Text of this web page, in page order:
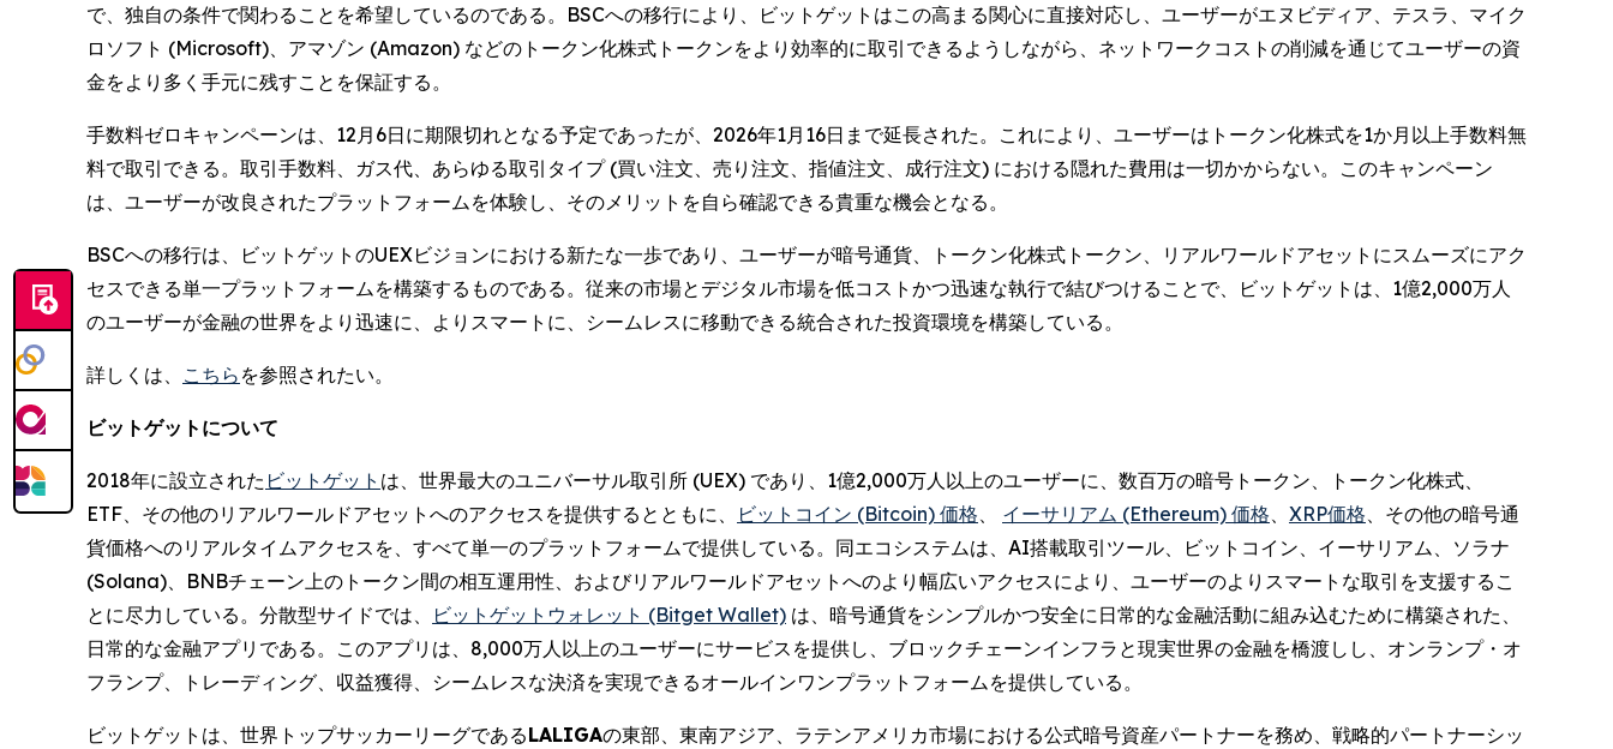
で、独自の条件で関わることを希望しているのである。BSCへの移行により、ビットゲットはこの高まる関心に直接対応し、ユーザーがエヌビディア、テスラ、マイク
ロソフト (Microsoft)、アマゾン (Amazon) などのトークン化株式トークンをより効率的に取引できるようしながら、ネットワークコストの削減を通じてユーザーの資
金をより多く手元に残すことを保証する。
手数料ゼロキャンペーンは、12月6日に期限切れとなる予定であったが、2026年1月16日まで延長された。これにより、ユーザーはトークン化株式を1か月以上手数料無
料で取引できる。取引手数料、ガス代、あらゆる取引タイプ (買い注文、売り注文、指値注文、成行注文) における隠れた費用は一切かからない。このキャンペーン
は、ユーザーが改良されたプラットフォームを体験し、そのメリットを自ら確認できる貴重な機会となる。
BSCへの移行は、ビットゲットのUEXビジョンにおける新たな一歩であり、ユーザーが暗号通貨、トークン化株式トークン、リアルワールドアセットにスムーズにアク
セスできる単一プラットフォームを構築するものである。従来の市場とデジタル市場を低コストかつ迅速な執行で結びつけることで、ビットゲットは、1億2,000万人
のユーザーが金融の世界をより迅速に、よりスマートに、シームレスに移動できる統合された投資環境を構築している。
詳しくは、 こちら を参照されたい。
ビットゲットについて
2018年に設立された ビットゲット は、世界最大のユニバーサル取引所 (UEX) であり、1億2,000万人以上のユーザーに、数百万の暗号トークン、トークン化株式、
ETF、その他のリアルワールドアセットへのアクセスを提供するとともに、
ビットコイン (Bitcoin) 価格、 イーサリアム (Ethereum) 価格、 XRP価格、その他の暗号通
貨価格へのリアルタイムアクセスを、すべて単一のプラットフォームで提供している。同エコシステムは、AI搭載取引ツール、ビットコイン、イーサリアム、ソラナ
(Solana)、BNBチェーン上のトークン間の相互運用性、およびリアルワールドアセットへのより幅広いアクセスにより、ユーザーのよりスマートな取引を支援するこ
とに尽力している。分散型サイドでは、
ビットゲットウォレット (Bitget Wallet) は、暗号通貨をシンプルかつ安全に日常的な金融活動に組み込むために構築された、
日常的な金融アプリである。このアプリは、8,000万人以上のユーザーにサービスを提供し、ブロックチェーンインフラと現実世界の金融を橋渡しし、オンランプ・オ
フランプ、トレーディング、収益獲得、シームレスな決済を実現できるオールインワンプラットフォームを提供している。
ビットゲットは、世界トップサッカーリーグであるLALIGAの東部、東南アジア、ラテンアメリカ市場における公式暗号資産パートナーを務め、戦略的パートナーシッ